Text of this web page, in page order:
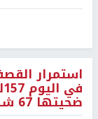
استمرار
ضحيتها 67 شهيدًا